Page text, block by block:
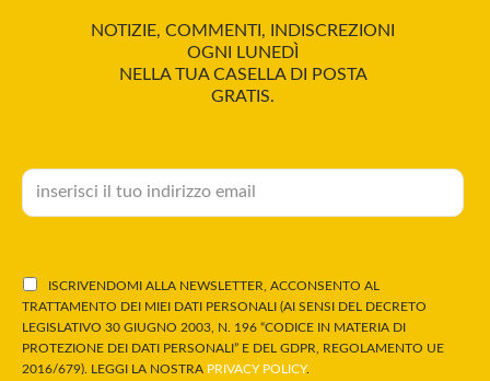
NOTIZIE, COMMENTI, INDISCREZIONI
OGNI LUNEDÌ
NELLA TUA CASELLA DI POSTA
GRATIS.
ISCRIVENDOMI ALLA NEWSLETTER, ACCONSENTO AL
TRATTAMENTO DEI MIEI DATI PERSONALI (AI SENSI DEL DECRETO
LEGISLATIVO 30 GIUGNO 2003, N. 196 “CODICE IN MATERIA DI
PROTEZIONE DEI DATI PERSONALI” E DEL GDPR, REGOLAMENTO UE
2016/679). LEGGI LA NOSTRA PRIVACY POLICY.